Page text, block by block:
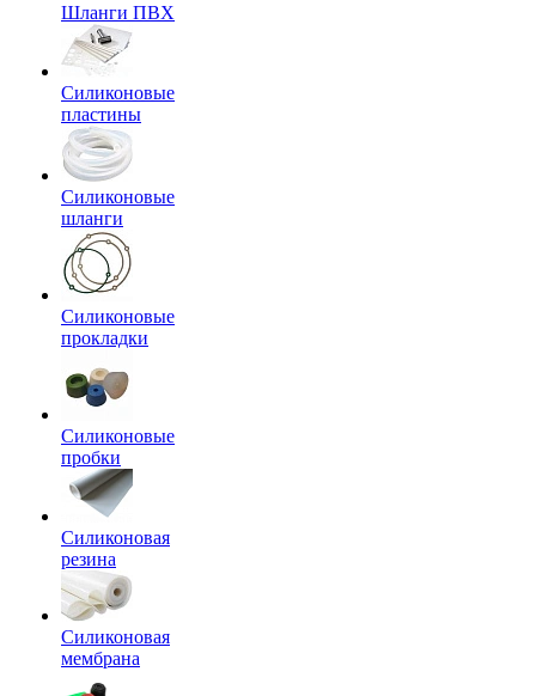
Шланги ПВХ
Силиконовые
пластины
Силиконовые
шланги
Силиконовые
прокладки
Силиконовые
пробки
Силиконовая
резина
Силиконовая
мембрана